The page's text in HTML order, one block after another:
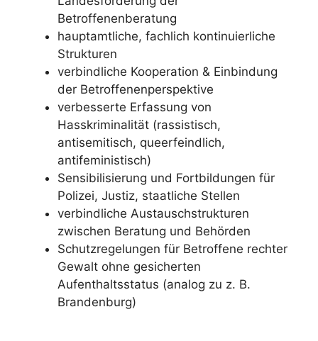
Betroffenenberatung
hauptamtliche, fachlich kontinuierliche
Strukturen
verbindliche Kooperation & Einbindung
der Betroffenenperspektive
verbesserte Erfassung von
Hasskriminalität (rassistisch,
antisemitisch, queerfeindlich,
antifeministisch)
Sensibilisierung und Fortbildungen für
Polizei, Justiz, staatliche Stellen
verbindliche Austauschstrukturen
zwischen Beratung und Behörden
Schutzregelungen für Betroffene rechter
Gewalt ohne gesicherten
Aufenthaltsstatus (analog zu z. B.
Brandenburg)